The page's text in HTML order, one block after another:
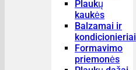
Plaukų
kaukės
Balzamai ir
kondicionieriai
Formavimo
priemonės